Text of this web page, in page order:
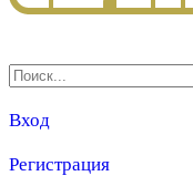
Вход
Регистрация